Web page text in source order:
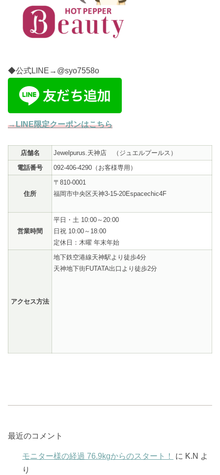
◆公式LINE→@syo7558o
→LINE限定クーポンはこちら
店舗名 Jewelpurus.天神店
（ジュエルプールス）
電話番号
092-406-4290（お客様専用）
住所
〒810-0001
福岡市中央区天神3-15-20Espacechic4F
営業時間
平日・土 10:00～20:00
日祝 10:00～18:00
定休日：木曜 年末年始
アクセス方法
地下鉄空港線天神駅より徒歩4分
天神地下街FUTATA出口より徒歩2分
最近のコメント
モニター様の経過 76.9kgからのスタート！ に K.N よ
り